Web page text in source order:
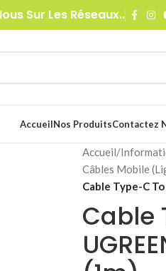
Sur Les Réseaux..
AccueilNos ProduitsContactez
Accueil/
Câbles Mobile
Cable Type-C
Cable